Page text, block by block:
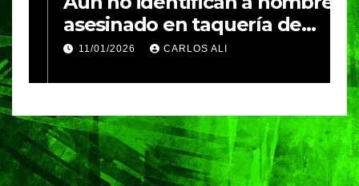
asesinado en taquería de
Amozoc
11/01/2026 CARLOS ALI